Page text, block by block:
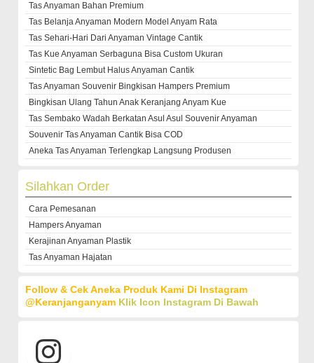
Tas Anyaman Bahan Premium
Tas Belanja Anyaman Modern Model Anyam Rata
Tas Sehari-Hari Dari Anyaman Vintage Cantik
Tas Kue Anyaman Serbaguna Bisa Custom Ukuran
Sintetic Bag Lembut Halus Anyaman Cantik
Tas Anyaman Souvenir Bingkisan Hampers Premium
Bingkisan Ulang Tahun Anak Keranjang Anyam Kue
Tas Sembako Wadah Berkatan Asul Asul Souvenir Anyaman
Souvenir Tas Anyaman Cantik Bisa COD
Aneka Tas Anyaman Terlengkap Langsung Produsen
Silahkan Order
Cara Pemesanan
Hampers Anyaman
Kerajinan Anyaman Plastik
Tas Anyaman Hajatan
Follow & Cek Aneka Produk Kami Di Instagram
@keranjanganyam Klik Icon Instagram Di Bawah